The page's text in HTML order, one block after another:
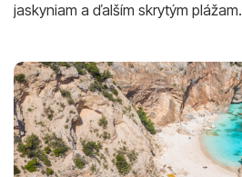
jaskyniam a ďalším skrytým plážam.